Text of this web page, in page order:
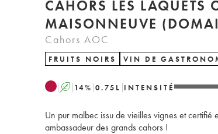
CAHORS LES LAQUETS
Cahors AOC
FRUITS NOIRS VIN DE
A 14% 0.75 L INTENSITÉ
Un pur malbec issu de vieilles vignes et certifié
ambassadeur des grands cahors !